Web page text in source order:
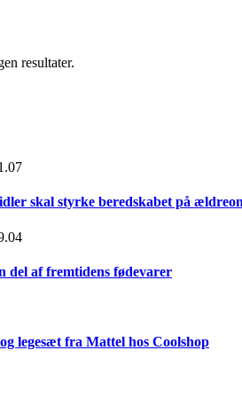
resultater.
skal styrke beredskabet på
del af fremtidens fødevarer
legesæt fra Mattel hos Coolshop